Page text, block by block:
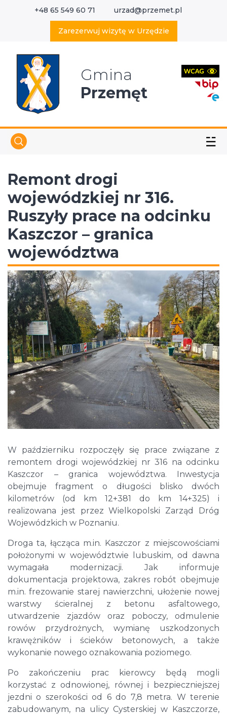
+48 65 549 60 71 urzad@przemet.pl
Zarezerwuj wizytę w Urzędzie
Gmina
Przemęt
☱
Remont drogi
wojewódzkiej nr 316.
Ruszyły prace na odcinku
Kaszczor – granica
województwa
W październiku rozpoczęły się prace związane z
remontem drogi wojewódzkiej nr 316 na odcinku
Kaszczor – granica województwa. Inwestycja
obejmuje fragment o długości blisko dwóch
kilometrów (od km 12+381 do km 14+325) i
realizowana jest przez Wielkopolski Zarząd Dróg
Wojewódzkich w Poznaniu.
Droga ta, łącząca m.in. Kaszczor z miejscowościami
położonymi w województwie lubuskim, od dawna
wymagała modernizacji. Jak informuje
dokumentacja projektowa, zakres robót obejmuje
m.in. frezowanie starej nawierzchni, ułożenie nowej
warstwy ścieralnej z betonu asfaltowego,
utwardzenie zjazdów oraz poboczy, odmulenie
rowów przydrożnych, wymianę uszkodzonych
krawężników i ścieków betonowych, a także
wykonanie nowego oznakowania poziomego.
Po zakończeniu prac kierowcy będą mogli
korzystać z odnowionej, równej i bezpieczniejszej
jezdni o szerokości od 6 do 7,8 metra. W terenie
zabudowanym, na ulicy Cysterskiej w Kaszczorze,
Wyszukaj w serwisie